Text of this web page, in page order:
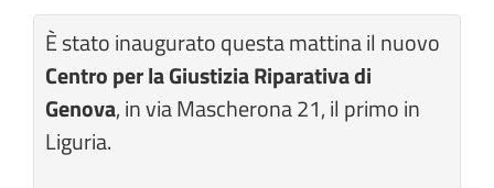
È stato inaugurato questa mattina il nuovo
Centro per la Giustizia Riparativa di
Genova, in via Mascherona 21, il primo in
Liguria.